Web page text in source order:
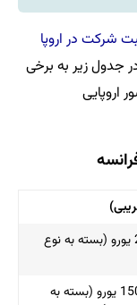
شرکت در اروپا
جدول زیر به برخی
اروپایی
50 تا 250 یورو (بسته به نوع
500 تا 1500 یورو (بسته به